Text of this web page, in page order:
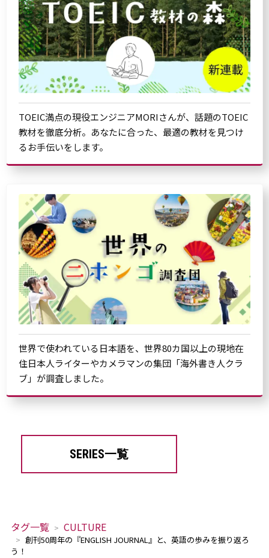
TOEIC満点の現役エンジニアMORIさんが、話題のTOEIC
教材を徹底分析。あなたに合った、最適の教材を見つけ
るお手伝いをします。
世界で使われている日本語を、世界80カ国以上の現地在
住日本人ライターやカメラマンの集団「海外書き人クラ
ブ」が調査しました。
SERIES一覧
タグ一覧 CULTURE
創刊50周年の『ENGLISH JOURNAL』と、英語の歩みを振り返ろ
う！